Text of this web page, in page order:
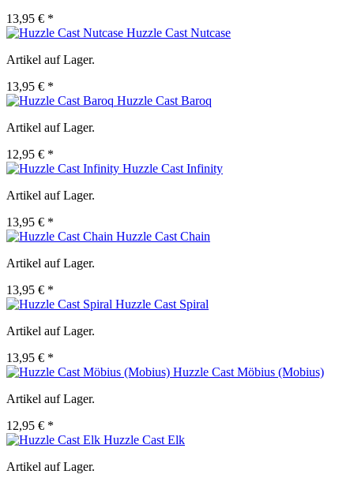
13,95 € *
Huzzle Cast Nutcase
Artikel auf Lager.
13,95 € *
Huzzle Cast Baroq
Artikel auf Lager.
12,95 € *
Huzzle Cast Infinity
Artikel auf Lager.
13,95 € *
Huzzle Cast Chain
Artikel auf Lager.
13,95 € *
Huzzle Cast Spiral
Artikel auf Lager.
13,95 € *
Huzzle Cast Möbius (Mobius)
Artikel auf Lager.
12,95 € *
Huzzle Cast Elk
Artikel auf Lager.